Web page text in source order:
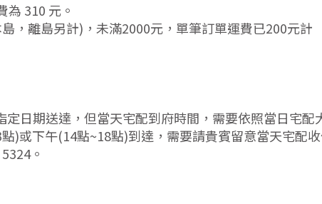
310 元。
，離島另計)，未滿2000元，單筆訂單運費已200元計
日期送達，但當天宅配到府時間，需要依照當日宅配
)或下午(14點~18點)到達，需要請貴賓留意當天宅配
。